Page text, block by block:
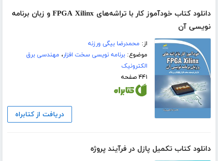
دانلود کتاب خودآموز کار با تراشه‌های FPGA Xilinx و زبان برنامه
نویسی آن
از: محمدرضا بیگی ورزنه
موضوع:برنامه نویسی سخت افزار، مهندسی برق
الکترونیک
۴۴۱ صفحه
دریافت از کتابراه
دانلود کتاب تکمیل پازل در فرآیند پروژه